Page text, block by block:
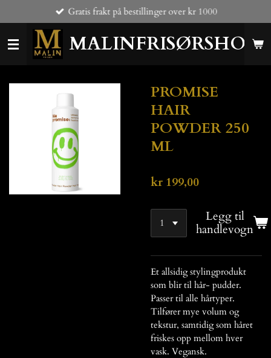
til
hovedinnhold
MALINFRISØRSHOP
Gratis frakt på bestillinger over kr 1000
PROMISE
HAIR
POWDER 250
ML
kr 199,00
Legg til
handlevogn
Et allsidig stylingprodukt
som blir til hår- pudder.
Passer til alle hårtyper.
Tilfører mye volum og
tekstur, samtidig som håret
friskes opp mellom hver
vask. Vegansk.